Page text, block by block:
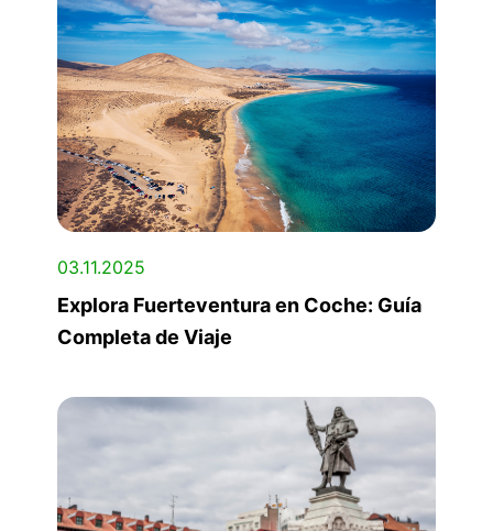
03.11.2025
Explora Fuerteventura en Coche: Guía
Completa de Viaje